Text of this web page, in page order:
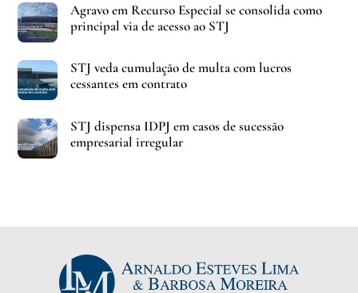
Agravo em Recurso Especial se consolida como
principal via de acesso ao STJ
STJ veda cumulação de multa com lucros
cessantes em contrato
STJ dispensa IDPJ em casos de sucessão
empresarial irregular